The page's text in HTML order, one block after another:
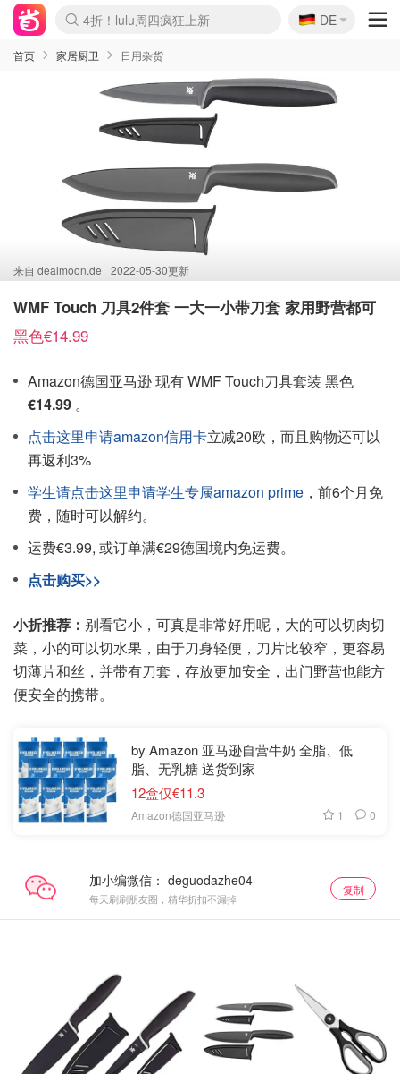
Boticinal 夏促开抢！
4折！lulu周四疯狂上新
还没结束！&OtherStories大促
Joybuy变相75折 随时失效
速领！Stanley独家85折
疑似霸哥！Camper额外叠85折
Zalando 奥莱闪促！每日更新
Moncler反季囤！5折起+叠9折
Coach Brooklyn仅€192
🇩🇪
DE
首页 家居厨卫 日用杂货
来自 dealmoon.de 2022-05-30更新
WMF Touch 刀具2件套 一大一小带刀套 家用野营都可
黑色€14.99
Amazon德国亚马逊 现有 WMF Touch刀具套装 黑色
€14.99 。
点击这里申请amazon信用卡立减20欧，而且购物还可以
再返利3%
学生请点击这里申请学生专属amazon prime ，前6个月免
费，随时可以解约。
运费€3.99, 或订单满€29德国境内免运费。
点击购买>>
小折推荐： 别看它小，可真是非常好用呢，大的可以切肉切
菜，小的可以切水果，由于刀身轻便，刀片比较窄，更容易
切薄片和丝，并带有刀套，存放更加安全，出门野营也能方
便安全的携带。
by Amazon 亚马逊自营牛奶 全脂、低
脂、无乳糖 送货到家
12盒仅€11.3
Amazon德国亚马逊 1 0
加小编微信：
每天刷刷朋友圈，精华折扣不漏掉
复制